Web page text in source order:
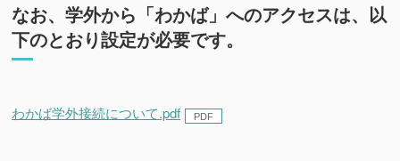
なお、学外から「わかば」へのアクセスは、以
下のとおり設定が必要です。
わかば学外接続について.pdf